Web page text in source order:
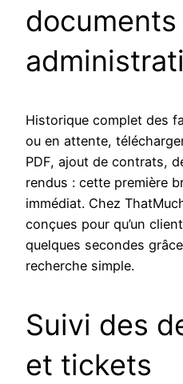
documents
Historique complet des
ou en attente,
PDF, ajout de contrats,
rendus : cette première
immédiat. Chez
conçues pour qu’un
quelques secondes
recherche simple.
Suivi des
et tickets